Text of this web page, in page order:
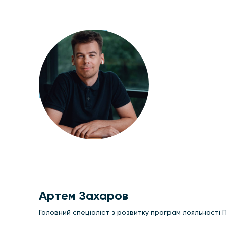
Артем Захаров
Головний спеціаліст з розвитку програм лояльності